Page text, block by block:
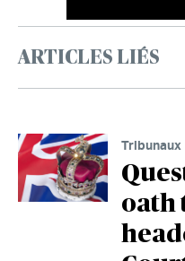
ARTICLES LIÉS
Tribunaux
oath